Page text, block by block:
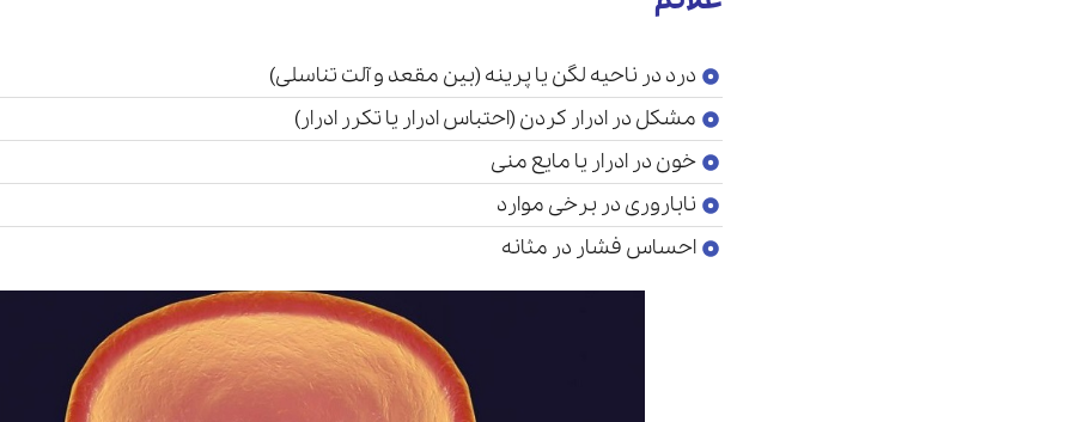
درد در ناحیه لگن یا پرینه (بین مقعد و آلت تناسلی)
مشکل در ادرار کردن (احتباس ادرار یا تکرر ادرار)
خون در ادرار یا مایع منی
ناباروری در برخی موارد
احساس فشار در مثانه